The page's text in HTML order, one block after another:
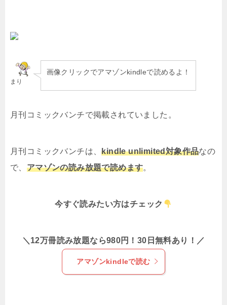
まり
画像クリックでアマゾンkindleで読めるよ！
月刊コミックバンチで掲載されていました。
月刊コミックバンチは、kindle unlimited対象作品なの
で、 アマゾンの読み放題で読めます。
今すぐ読みたい方はチェック
＼12万冊読み放題なら980円！30日無料あり！／
アマゾンkindleで読む